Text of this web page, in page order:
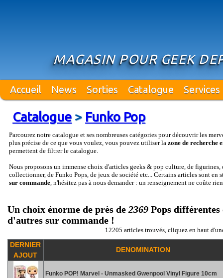
MAGASIN POUR GEEK
Accueil News Sorties Catalogue Services
Catalogue> Funko Pop
Parcourez notre catalogue et ses nombreuses catégories pour découvrir les
plus précise de ce que vous voulez, vous pouvez utiliser la zone de recherche
permettent de filtrer le catalogue.
Nous proposons un immense choix d'articles geeks & pop culture, de figurines,
collectionner, de Funko Pops, de jeux de société etc... Certains articles sont en
sur commande, n'hésitez pas à nous demander : un renseignement ne coûte
Un choix énorme de près de 2369 Pops différentes
d'autres sur commande !
12205 articles trouvés, cliquez en haut
DERNIER
AJOUT
DENOMINATION
Funko POP! Marvel - Unmasked Gwenpool Vinyl Figure 10cm